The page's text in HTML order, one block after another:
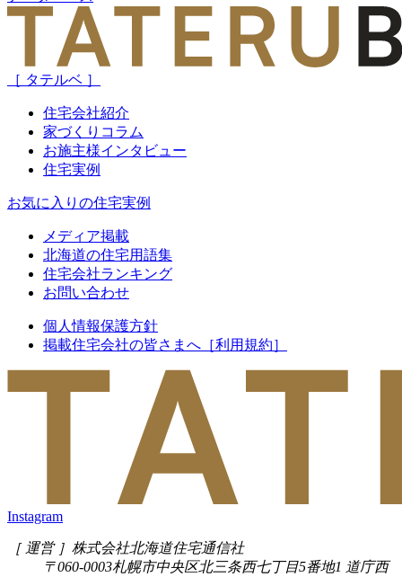
［ タテルベ ］
住宅会社紹介
家づくりコラム
お施主様インタビュー
住宅実例
お気に入りの住宅実例
メディア掲載
北海道の住宅用語集
住宅会社ランキング
お問い合わせ
個人情報保護方針
掲載住宅会社の皆さまへ［利用規約］
Instagram
［ 運営 ］ 株式会社北海道住宅通信社
〒060-0003札幌市中央区北三条西七丁目5番地1 道庁西